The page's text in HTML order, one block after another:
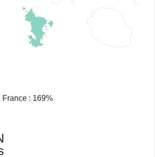
France : 169%